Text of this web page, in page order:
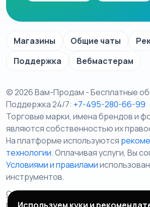
Магазины Общие чаты
Поддержка
Вебмастерам
© 2026 Вам-Продам - Бесплатные
Поддержка 24/7: +7-495-280-66-99
Торговые марки, имена брендов и
являются собственностью их
На платформе используются
технологии. Оплачивая услуги, Вы
Условиями и правилами
инструментов.
Отказ от ответственности